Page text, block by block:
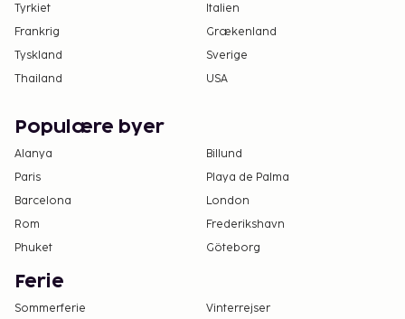
Tyrkiet
Italien
Frankrig
Grækenland
Tyskland
Sverige
Thailand
USA
Populære byer
Alanya
Billund
Paris
Playa de Palma
Barcelona
London
Rom
Frederikshavn
Phuket
Göteborg
Ferie
Sommerferie
Vinterrejser